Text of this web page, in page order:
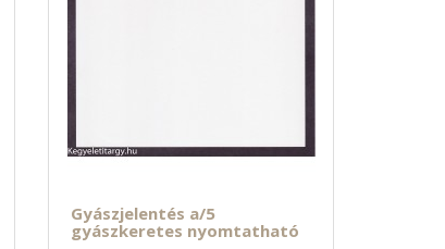
Gyászjelentés a/5
gyászkeretes nyomtatható